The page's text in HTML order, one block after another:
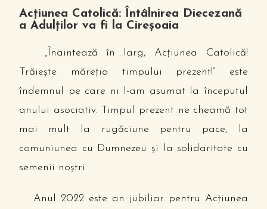
Acţiunea Catolică: Întâlnirea Diecezană
a Adulţilor va fi la Cireşoaia
„Înaintează în larg, Acţiunea Catolică!
Trăieşte măreţia timpului prezent!” este
îndemnul pe care ni l-am asumat la începutul
anului asociativ. Timpul prezent ne cheamă tot
mai mult la rugăciune pentru pace, la
comuniunea cu Dumnezeu şi la solidaritate cu
semenii noştri.
Anul 2022 este an jubiliar pentru Acţiunea